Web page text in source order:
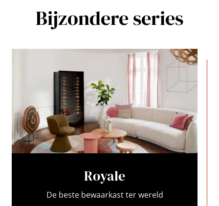
Bijzondere series
Royale
De beste bewaarkast ter wereld